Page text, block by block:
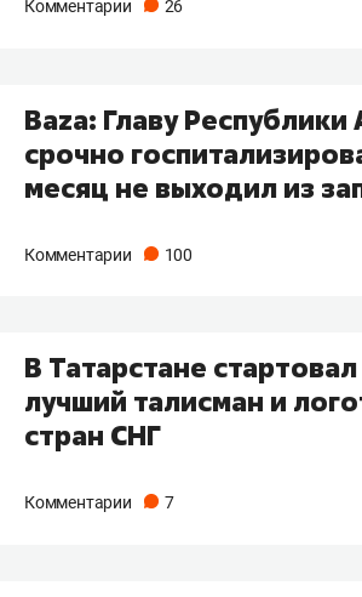
Комментарии 26
Bazа: Главу Республики
срочно
месяц не выходил из
Комментарии 100
В Татарстане
лучший талисман и
стран СНГ
Комментарии 7